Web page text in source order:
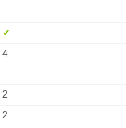
✓︎
4
2
2